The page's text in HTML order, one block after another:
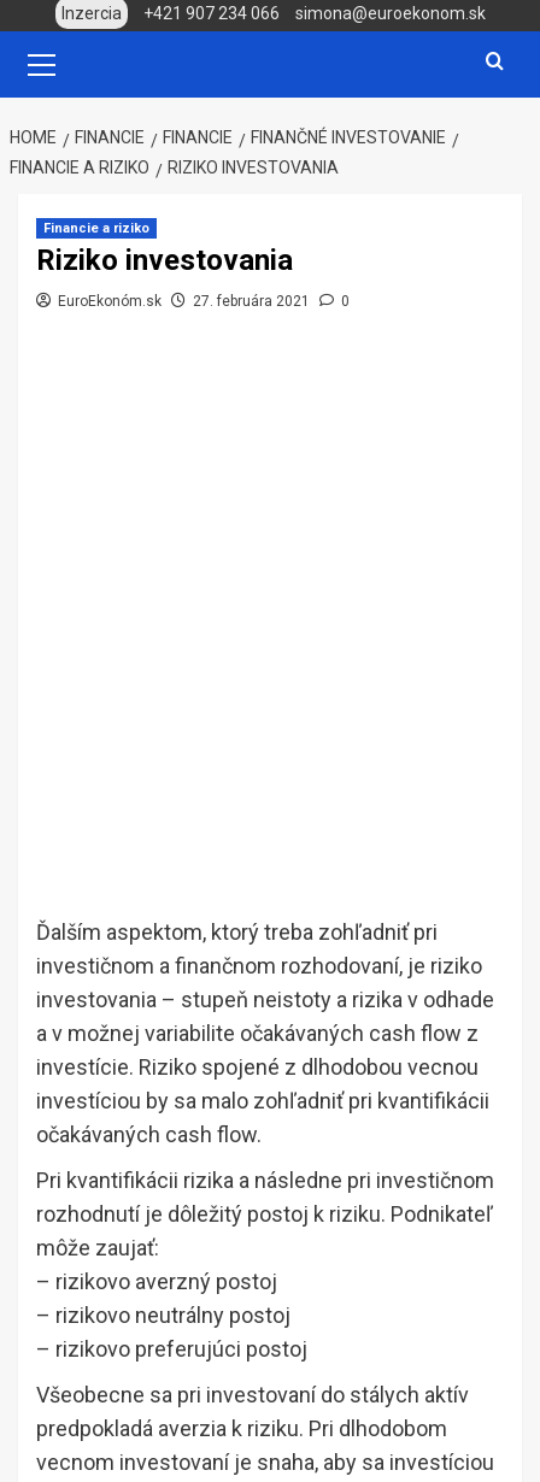
content
Inzercia +421 907 234 066
simona@euroekonom.sk
Menu
HOME FINANCIE FINANCIE
FINANČNÉ INVESTOVANIE
FINANCIE A RIZIKO
RIZIKO INVESTOVANIA
Financie a riziko
Riziko investovania
EuroEkonóm.sk 27. februára 2021 0
Ďalším aspektom, ktorý treba zohľadniť pri
investičnom a finančnom rozhodovaní, je riziko
investovania – stupeň neistoty a rizika v odhade
a v možnej variabilite očakávaných cash flow z
investície. Riziko spojené z dlhodobou vecnou
investíciou by sa malo zohľadniť pri kvantifikácii
očakávaných cash flow.
Pri kvantifikácii rizika a následne pri investičnom
rozhodnutí je dôležitý postoj k riziku. Podnikateľ
môže zaujať:
– rizikovo averzný postoj
– rizikovo neutrálny postoj
– rizikovo preferujúci postoj
Všeobecne sa pri investovaní do stálych aktív
predpokladá averzia k riziku. Pri dlhodobom
vecnom investovaní je snaha, aby sa investíciou